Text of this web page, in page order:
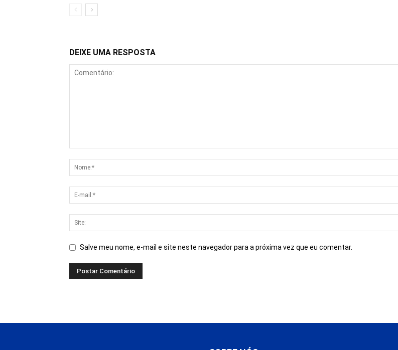
DEIXE UMA RESPOSTA
Salve meu nome, e-mail e site neste navegador para a próxima vez que eu comentar.